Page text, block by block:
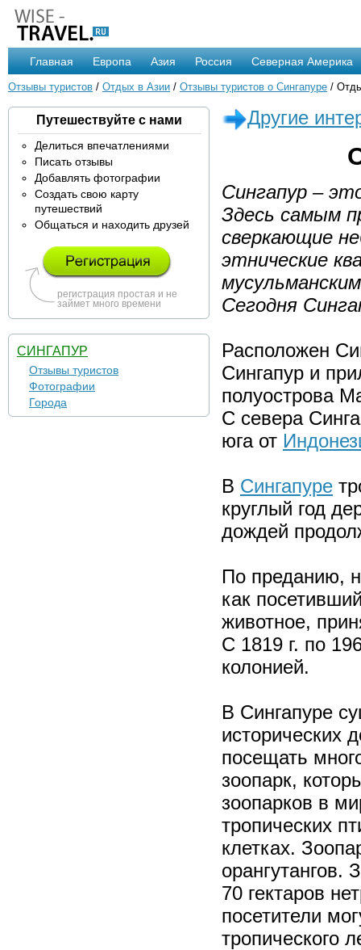
Главная Европа Азия Россия Северная Америка
Отзывы туристов / Отдых в Азии / Отзывы туристов о Сингапуре /
Путешествуйте с нами
Делиться впечатлениями
Писать отзывы
Добавлять фотографии
Создать свою карту
путешествий
Общаться и находить друзей
регистрация простая и не
займет много времени
СИНГАПУР
Отзывы туристов
Фотографии
Города
Другие
Сингапур –
Здесь самым
сверкающие
этнические
Сегодня
Расположен
Сингапур и
полуострова
С севера
юга от
В Сингапуре
круглый год
дождей
По преданию,
как
животное,
С 1819 г. по
колонией.
В Сингапуре
исторических
посещать
зоопарк,
зоопарков в
тропических
клетках.
орангутангов.
70 гектаров
посетители
тропического